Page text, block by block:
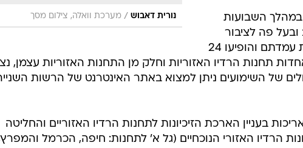
נורית דאבוש / מערכת וואלה, צילום מסך
השבועות
ובעל פה לציבור
הרחב. בפני המועצה הציגו את עמדתם והופיעו 24
תחנות הרדיו האזוריות וחלק מן התחנות האזוריות עצמן,
של השימועים ניתן למצוא באתר האינטרנט של הרשות
בעניין הארכת הזיכיונות לתחנות הרדיו האזוריים והחליטה
הרדיו האזורי הנוכחיים (גל א' לתחנות: חיפה, הכרמל